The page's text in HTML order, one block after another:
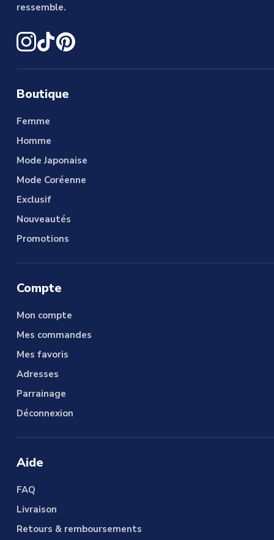
ressemble.
Boutique
Femme
Homme
Mode Japonaise
Mode Coréenne
Exclusif
Nouveautés
Promotions
Compte
Mon compte
Mes commandes
Mes favoris
Adresses
Parrainage
Déconnexion
Aide
FAQ
Livraison
Retours & remboursements